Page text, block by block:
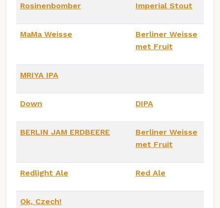
Rosinenbomber Imperial Stout
MaMa Weisse
Berliner Weisse
met Fruit
MRIYA IPA
Down DIPA
BERLIN JAM ERDBEERE
Berliner Weisse
met Fruit
Redlight Ale Red Ale
Ok, Czech!